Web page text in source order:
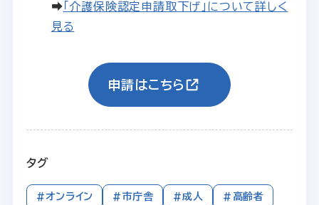
➡ 「介護保険認定申請取下げ」について詳しく
見る
申請はこちら
タグ
#オンライン #市庁舎 #成人 #高齢者